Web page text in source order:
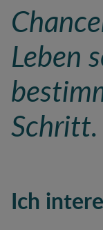
Leben
Schritt.
Ich